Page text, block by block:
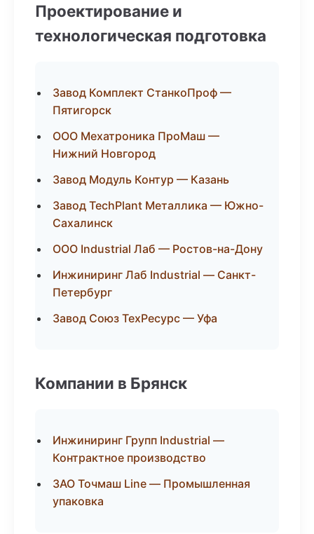
Проектирование и
технологическая подготовка
Завод Комплект СтанкоПроф —
Пятигорск
ООО Мехатроника ПроМаш —
Нижний Новгород
Завод Модуль Контур — Казань
Завод TechPlant Металлика — Южно-
Сахалинск
ООО Industrial Лаб — Ростов-на-Дону
Инжиниринг Лаб Industrial — Санкт-
Петербург
Завод Союз ТехРесурс — Уфа
Компании в Брянск
Инжиниринг Групп Industrial —
Контрактное производство
ЗАО Точмаш Line — Промышленная
упаковка